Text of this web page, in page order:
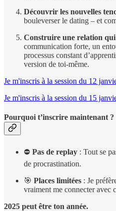
Découvrir les nouvelles
bouleverser le dating – et
Construire une relation
communication forte, un
processus constant
version de toi-même.
Je m'inscris à la session du 12
Je m'inscris à la session du 15
Pourquoi t’inscrire maintenant ?
⛔ Pas de replay : Tout se
de procrastination.
🎯 Places limitées : Je
vraiment me connecter avec
2025 peut être ton année.